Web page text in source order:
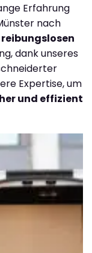
Erfahrung
nach
dank unseres
Expertise, um
und effizient